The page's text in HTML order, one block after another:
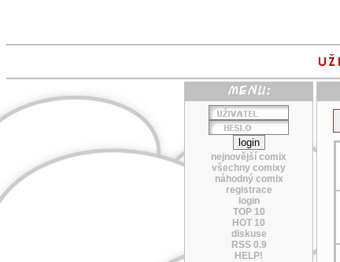
nejnovější comix
všechny comixy
náhodný comix
registrace
login
TOP 10
HOT 10
diskuse
RSS 0.9
HELP!